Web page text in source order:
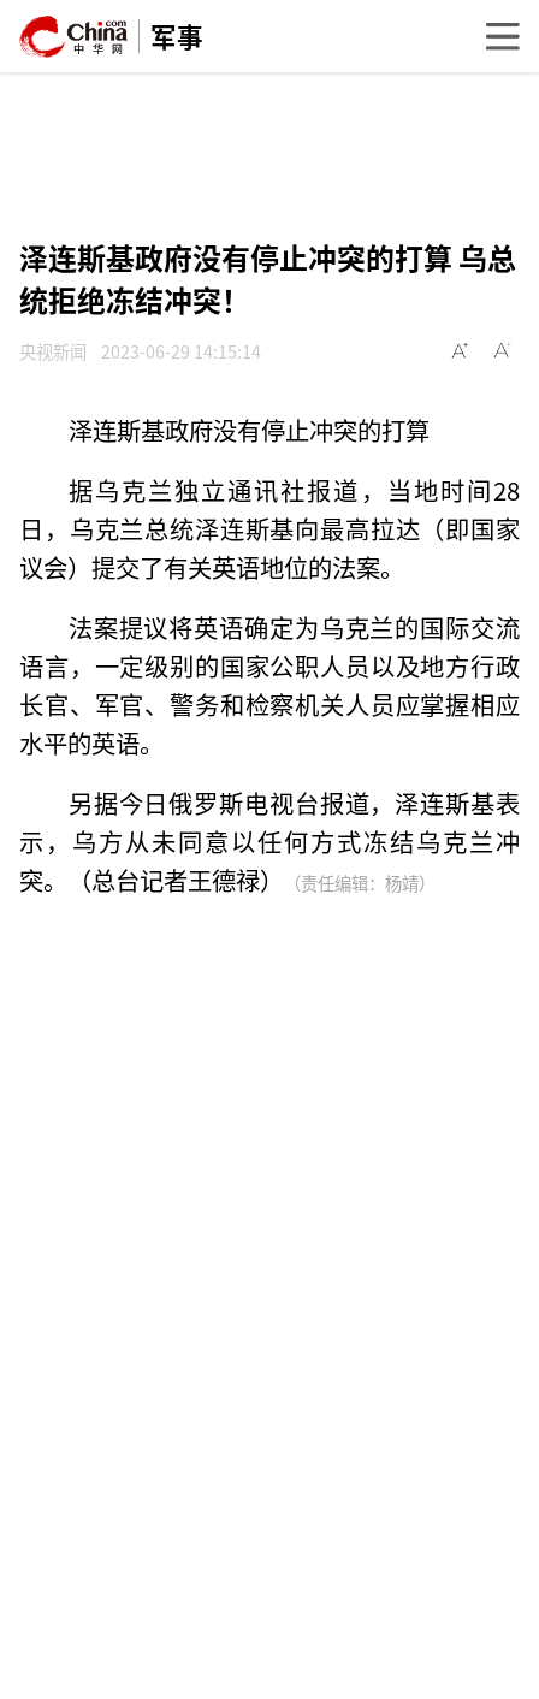
军事
泽连斯基政府没有停止冲突的打算 乌总
统拒绝冻结冲突！
央视新闻 2023-06-29 14:15:14
泽连斯基政府没有停止冲突的打算
据乌克兰独立通讯社报道，当地时间28
日，乌克兰总统泽连斯基向最高拉达（即国家
议会）提交了有关英语地位的法案。
法案提议将英语确定为乌克兰的国际交流
语言，一定级别的国家公职人员以及地方行政
长官、军官、警务和检察机关人员应掌握相应
水平的英语。
另据今日俄罗斯电视台报道，泽连斯基表
示，乌方从未同意以任何方式冻结乌克兰冲
突。（总台记者王德禄）
（责任编辑：杨靖）